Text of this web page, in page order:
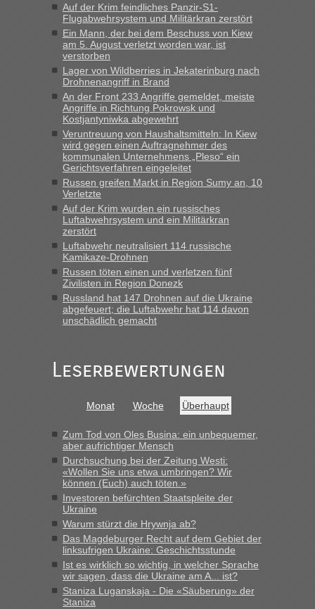
Milliarden aufgedeckt
„Kein Zoll. Du musst an sich nur sagen dass das privat ist
und du nicht damit handeln willst. So lange das nicht
Originalverpackt ist und ersichlich das nicht neu sollte es
keine Probleme geben“
Recht, Visa und Dokumente • Deklaration
gebrauchter Kleidung beim Zoll
„Hallo Leute, ich weiß nicht, ob ich hier richtig bin mit meiner
Anfrage. Ich möchte 4 Umzugskartons mit gebrauchter
Straßen Kleidung bei der Einreise in die Ukraine
mitnehmen. Es ist gebrauchte Kleidung...“
Berichte und Reisetipps • Re: An welchem
Grenzübergang zwischen Polen und der Ukraine geht es am
schnellsten?
„Wir sind mit unserem Wohnmobil, wie geplant am Montag
15.6. in Krakovets rüber. Sehr zeitig los gegen 5 Uhr in der
Früh. Mit sehr sehr wenig Verkehr, super bis zur Grenze. Nur
8 PKW vor der Schranke....“
Berichte und Reisetipps • Re: An welchem
Grenzübergang zwischen Polen und der Ukraine geht es am
„Gestern 6 Stunden warten vor der Grenze Richtung Polen
in Krakowez mit dem Kleinbus. Abfertigung ging dann
Berichte und Reisetipps • Re: An welchem
Grenzübergang zwischen Polen und der Ukraine geht es am
schnellsten?
„Bin am Montag 15.6.26 um 8 Uhr in Urgyniw ausgereist,
das erste Mal an einem Montagmorgen ca. 15 Fahrzeuge
vor mir, bin sonst der Erste oder Zweite, egal, nach ca 20
Minuten wurde dann die nächste Welle...“
Berichte und Reisetipps • Re: An welchem
Grenzübergang zwischen Polen und der Ukraine geht es am
schnellsten?
„Derzeit, ist es überall sehr voll an den Grenzen Ukraine/
Polen. Zb. Krakovets 100 PKW ca. 10 h Wartezeit. Wollen
Montag rüber, versuchen es sehr früh.“
Auf der Krim feindliches Panzir-S1-
Flugabwehrsystem und Militärkran zerstört
Ein Mann, der bei dem Beschuss von Kiew
am 5. August verletzt worden war, ist
verstorben
Lager von Wildberries in Jekaterinburg nach
Drohnenangriff in Brand
An der Front 233 Angriffe gemeldet, meiste
Angriffe in Richtung Pokrowsk und
Kostjantyniwka abgewehrt
Veruntreuung von Haushaltsmitteln: In Kiew
wird gegen einen Auftragnehmer des
kommunalen Unternehmens „Pleso“ ein
Gerichtsverfahren eingeleitet
Russen greifen Markt in Region Sumy an, 10
Verletzte
Auf der Krim wurden ein russisches
Luftabwehrsystem und ein Militärkran
zerstört
Luftabwehr neutralisiert 114 russische
Kamikaze-Drohnen
Russen töten einen und verletzen fünf
Zivilisten in Region Donezk
Russland hat 147 Drohnen auf die Ukraine
abgefeuert; die Luftabwehr hat 114 davon
unschädlich gemacht
Leserbewertungen
Monat Woche Überhaupt
Zum Tod von Oles Busina: ein unbequemer,
aber aufrichtiger Mensch
Durchsuchung bei der Zeitung Westi:
«Wollen Sie uns etwa umbringen? Wir
können (Euch) auch töten.»
Investoren befürchten Staatspleite der
Ukraine
Warum stürzt die Hrywnja ab?
Das Magdeburger Recht auf dem Gebiet der
linksufrigen Ukraine: Geschichtsstunde
Ist es wirklich so wichtig, in welcher Sprache
wir sagen, dass die Ukraine am A... ist?
Staniza Luganskaja - Die «Säuberung» der
Staniza